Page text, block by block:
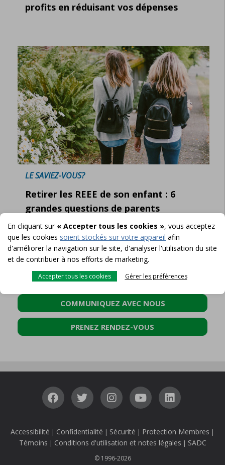
En cliquant sur « Accepter tous les cookies », vous acceptez
que les cookies soient stockés sur votre appareil afin
d'améliorer la navigation sur le site, d'analyser l'utilisation du site
et de contribuer à nos efforts de marketing.
Accepter tous les cookies Gérer les préférences
profits en réduisant vos dépenses
LE SAVIEZ-VOUS?
Retirer les REEE de son enfant : 6
grandes questions de parents
POUR PLUS D'INFORMATION
COMMUNIQUEZ AVEC NOUS
PRENEZ RENDEZ-VOUS
Accessibilité | Confidentialité | Sécurité | Protection Membres |
Témoins | Conditions d'utilisation et notes légales | SADC
© 1996-2026